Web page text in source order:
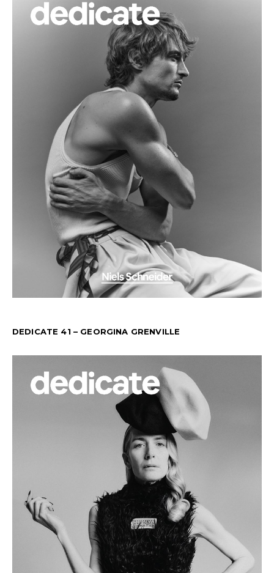
DEDICATE 41 – GEORGINA GRENVILLE